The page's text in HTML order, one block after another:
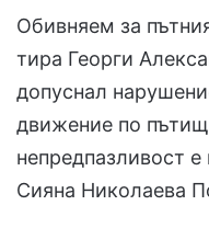
Обивняем за
тира Георги
допуснал
движение по
непредпазливост
Сияна Николаева